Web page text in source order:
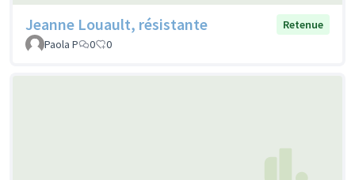
Jeanne Louault, résistante
Retenue
Paola P
0 0